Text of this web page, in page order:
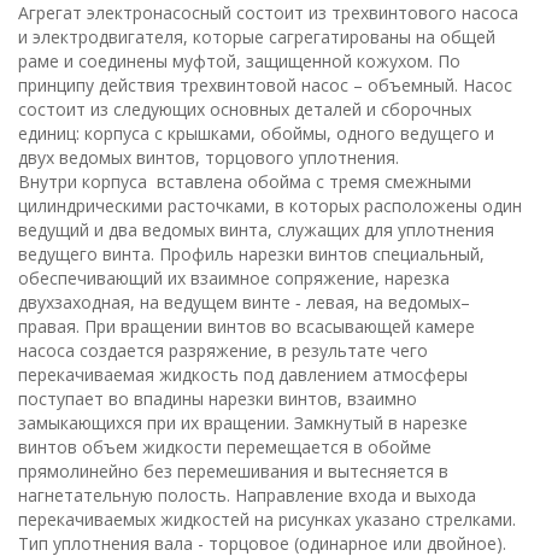
Агрегат электронасосный состоит из трехвинтового насоса
и электродвигателя, которые сагрегатированы на общей
раме и соединены муфтой, защищенной кожухом. По
принципу действия трехвинтовой насос – объемный. Насос
состоит из следующих основных деталей и сборочных
единиц: корпуса с крышками, обоймы, одного ведущего и
двух ведомых винтов, торцового уплотнения.
Внутри корпуса вставлена обойма с тремя смежными
цилиндрическими расточками, в которых расположены один
ведущий и два ведомых винта, служащих для уплотнения
ведущего винта. Профиль нарезки винтов специальный,
обеспечивающий их взаимное сопряжение, нарезка
двухзаходная, на ведущем винте ‑ левая, на ведомых–
правая. При вращении винтов во всасывающей камере
насоса создается разряжение, в результате чего
перекачиваемая жидкость под давлением атмосферы
поступает во впадины нарезки винтов, взаимно
замыкающихся при их вращении. Замкнутый в нарезке
винтов объем жидкости перемещается в обойме
прямолинейно без перемешивания и вытесняется в
нагнетательную полость. Направление входа и выхода
перекачиваемых жидкостей на рисунках указано стрелками.
Тип уплотнения вала - торцовое (одинарное или двойное).